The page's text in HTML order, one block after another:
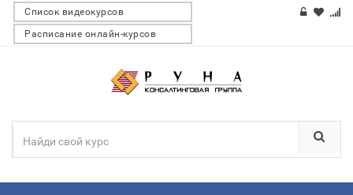
Список видеокурсов
Расписание онлайн-курсов